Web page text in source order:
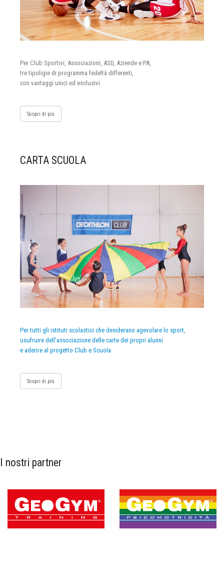
Per Club Sportivi, Associazioni, ASD, Aziende e PA,
tre tipoligie di programma fedeltà differenti,
con vantaggi unici ed esclusivi.
Scopri di più
CARTA SCUOLA
Per tutti gli istituti scolastici che desiderano agevolare lo sport,
usufruire dell’associazione delle carte dei propri alunni
e aderire al progetto Club e Scuola
Scopri di più
I nostri partner